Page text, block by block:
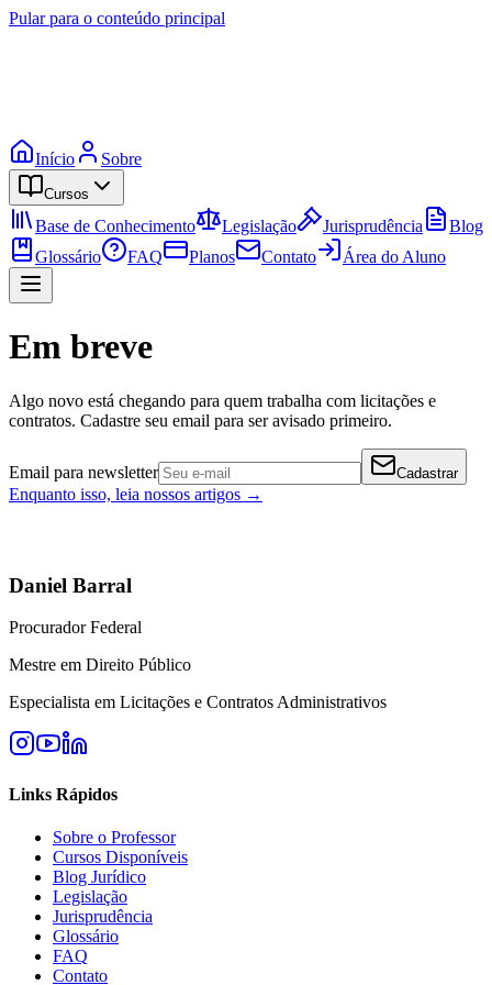
Pular para o conteúdo principal
Início Sobre
Cursos
Base de Conhecimento Legislação Jurisprudência
Blog
Glossário
FAQ Planos Contato Área do Aluno
Em breve
Algo novo está chegando para quem trabalha com licitações e
contratos. Cadastre seu email para ser avisado primeiro.
Email para newsletter Cadastrar
Enquanto isso, leia nossos artigos →
Daniel Barral
Procurador Federal
Mestre em Direito Público
Especialista em Licitações e Contratos Administrativos
Links Rápidos
Sobre o Professor
Cursos Disponíveis
Blog Jurídico
Legislação
Jurisprudência
Glossário
FAQ
Contato